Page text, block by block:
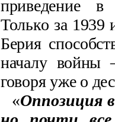
приведение в
Только за
Берия
началу войны
говоря уже о
«Оппозиция